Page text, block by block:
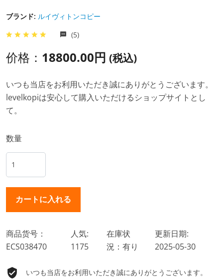
ブランド: ルイヴィトンコピー
(5)
价格： 18800.00円 (税込)
いつも当店をお利用いただき誠にありがとうございます。
levelkopiは安心して購入いただけるショップサイトとし
て。
数量
商品货号：
ECS038470
人気:
1175
在庫状
況：有り
更新日期:
2025-05-30
いつも当店をお利用いただき誠にありがとうございます。